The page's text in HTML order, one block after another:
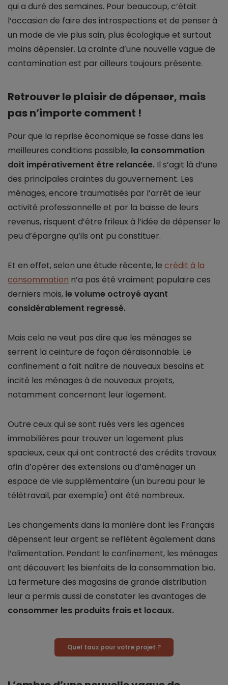
qui a duré des semaines. Pour beaucoup, c’était
l’occasion de faire des introspections et de penser à
un mode de vie plus sain, plus écologique et surtout
moins dépensier. La crainte d’une nouvelle vague de
contamination est par ailleurs toujours présente.
Retrouver le plaisir de dépenser, mais
pas n’importe comment !
Pour que la reprise économique se fasse dans les
meilleures conditions possible, la consommation
doit impérativement être relancée. Il s’agit là d’une
des principales craintes du gouvernement. Les
ménages, encore traumatisés par l’arrêt de leur
activité professionnelle et par la baisse de leurs
revenus, risquent d’être frileux à l’idée de dépenser le
peu d’épargne qu’ils ont pu constituer.
Et en effet, selon une étude récente, le crédit à la
consommation n’a pas été vraiment populaire ces
derniers mois, le volume octroyé ayant
considérablement regressé.
Mais cela ne veut pas dire que les ménages se
serrent la ceinture de façon déraisonnable. Le
confinement a fait naître de nouveaux besoins et
incité les ménages à de nouveaux projets,
notamment concernant leur logement.
Outre ceux qui se sont rués vers les agences
immobilières pour trouver un logement plus
spacieux, ceux qui ont contracté des crédits travaux
afin d’opérer des extensions ou d’aménager un
espace de vie supplémentaire (un bureau pour le
télétravail, par exemple) ont été nombreux.
Les changements dans la manière dont les Français
dépensent leur argent se reflètent également dans
l’alimentation. Pendant le confinement, les ménages
ont découvert les bienfaits de la consommation bio.
La fermeture des magasins de grande distribution
leur a permis aussi de constater les avantages de
consommer les produits frais et locaux.
Quel taux pour votre projet ?